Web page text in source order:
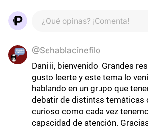
¿Qué opinas? ¡Comenta!
@Sehablacinefilo
Daniiii, bienvenido! Grandes
gusto leerte y este tema lo
hablando en un grupo que
debatir de distintas temáticas
curioso como cada vez
capacidad de atención.